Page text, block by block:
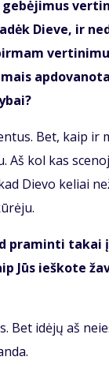
ge­bė­ji­mus
Die­ve, ir
Bet, kaip ir
Aš kol kas
Die­vo ke­liai
pra­min­ti ta­kai
Jūs ieš­ko­te
Bet idė­jų aš